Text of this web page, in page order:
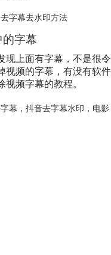
去字幕去水印方法
的字幕
现上面有字幕，不是很令
视频的字幕，有没有软件
频字幕的教程。
幕 ， 抖音去字幕水印 ， 电影